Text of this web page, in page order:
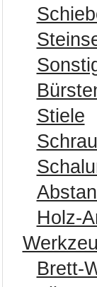
Stiele
Holz-
Brett-